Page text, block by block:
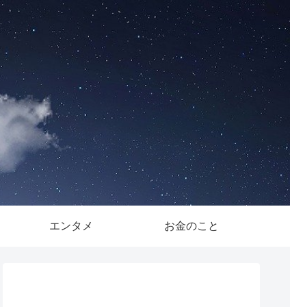
エンタメ お金のこと